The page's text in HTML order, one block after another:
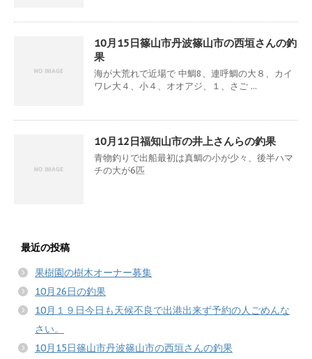
10月15日篠山市丹波篠山市の西垣さんの釣
果
海が大荒れで近場で 中鯛8、連呼鯛の大８、カイ
ワレ大４、小４、オオアジ、１、さご ...
10月12日福知山市の井上さんらの釣果
青物釣りで出船最初は真鯛の小が少々、後半ハマ
チの大が6匹
最近の投稿
果樹園の樹木オーナー募集
10月26日の釣果
10月１９日今日も天候不良で出港出来ず予約の人ごめんな
さい。
10月15日篠山市丹波篠山市の西垣さんの釣果